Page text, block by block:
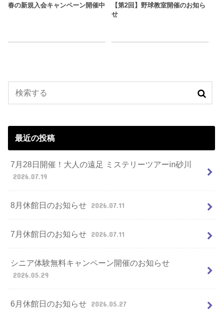
春の新規入会キャンペーン開催中
【第2回】野球教室開催のお知ら
せ
最近の投稿
7月28日開催！大人の遠足 ミステリーツアーin砂川
2026.07.19
8月休館日のお知らせ 2026.07.11
7月休館日のお知らせ 2026.07.11
シニア体験無料キャンペーン開催のお知らせ
2026.05.29
6月休館日のお知らせ 2026.05.27